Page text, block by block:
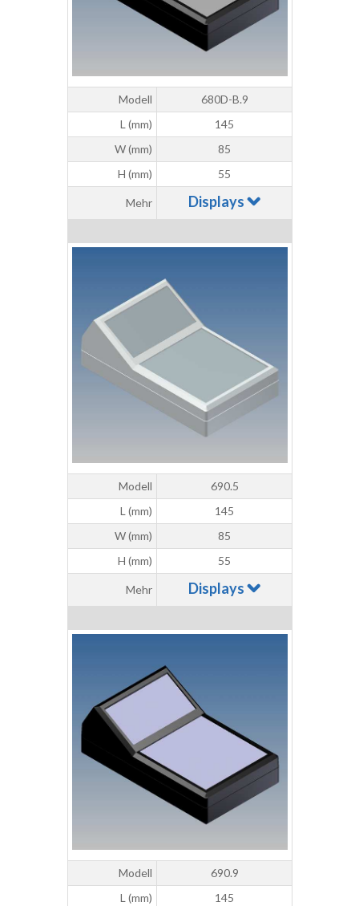
Modell
680D-B.9
L (mm)
145
W (mm)
85
H (mm)
55
Mehr Displays
Modell
690.5
L (mm)
145
W (mm)
85
H (mm)
55
Mehr Displays
Modell
690.9
L (mm)
145